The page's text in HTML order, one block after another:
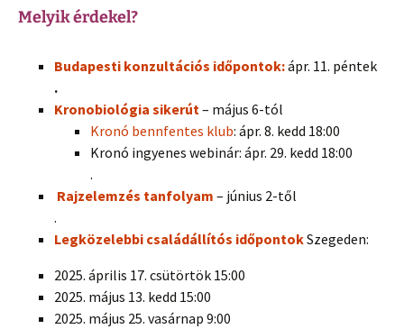
Melyik érdekel?
Budapesti konzultációs időpontok:ápr. 11. péntek
.
Kronobiológia sikerút– május 6-tól
Kronó bennfentes klub: ápr. 8. kedd 18:00
Kronó ingyenes webinár: ápr. 29. kedd 18:00
.
Rajzelemzés tanfolyam – június 2-től
.
Legközelebbi családállítós időpontokSzegeden:
2025. április 17. csütörtök 15:00
2025. május 13. kedd 15:00
2025. május 25. vasárnap 9:00